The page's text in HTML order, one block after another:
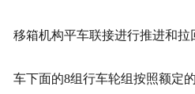
移箱机构平车联接进行推进和
车下面的8组行车轮组按照额定